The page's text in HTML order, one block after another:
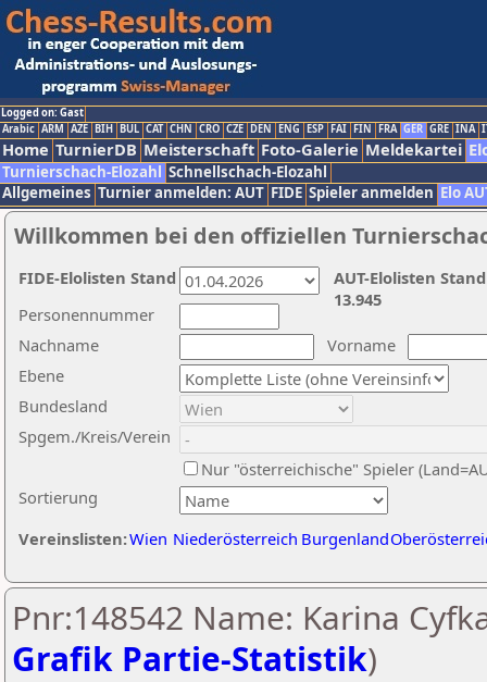
Logged on: Gast
Arabic ARM AZE BIH BUL CAT CHN CRO CZE DEN ENG ESP FAI FIN FRA GER GRE INA
Home TurnierDB Meisterschaft Foto-Galerie Meldekartei
Turnierschach-Elozahl Schnellschach-Elozahl
Allgemeines Turnier anmelden: AUT FIDE Spieler anmelden Elo
Willkommen bei den offiziellen
Nachname
Vorname
Ebene
Sortierung
Personennummer
Bundesland
Spgem./Kreis/Verein
Nur "österreichische" Spieler
Vereinslisten:Wien Niederösterreich Burgenland
AUT-Elolisten
13.945
FIDE-Elolisten Stand
Pnr:148542 Name: Karina
Grafik Partie-Statistik)